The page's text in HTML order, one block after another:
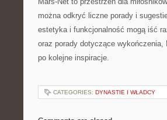
można odkryć liczne porady i
estetyka i funkcjonalność mogą iść
oraz porady dotyczące
po kolejne inspiracje.
CATEGORIES: DYNASTIE I WŁADCY